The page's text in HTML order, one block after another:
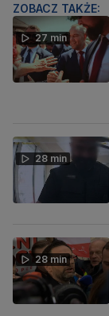
ZOBACZ TAKŻE:
27 min
28 min
28 min